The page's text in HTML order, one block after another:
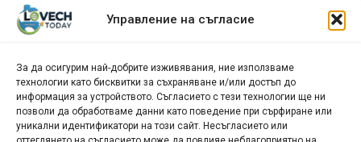
Управление на съгласие
За да осигурим най-добрите изживявания, ние използваме
технологии като бисквитки за съхраняване и/или достъп до
информация за устройството. Съгласието с тези технологии ще ни
позволи да обработваме данни като поведение при сърфиране или
уникални идентификатори на този сайт. Несъгласието или
Архив
новини
БИЗНЕС
Арт галерия "Мостове" – магазин за изкуство
СЕВЕРОЗАПАДА ИНФОРМАЦИОНЕН БИЗНЕС